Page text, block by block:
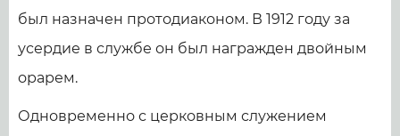
был назначен протодиаконом. В 1912 году за
усердие в службе он был награжден двойным
орарем.
Одновременно с церковным служением